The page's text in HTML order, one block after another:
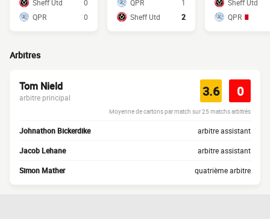
Sheff Utd
0
QPR
0
QPR
1
Sheff Utd
2
Sheff Utd
QPR
Arbitres
Tom Nield
arbitre principal 3.6 0
Moyenne de cartons par match sur 25 matchs arbitrés
Johnathon Bickerdike arbitre assistant
Jacob Lehane arbitre assistant
Simon Mather quatrième arbitre